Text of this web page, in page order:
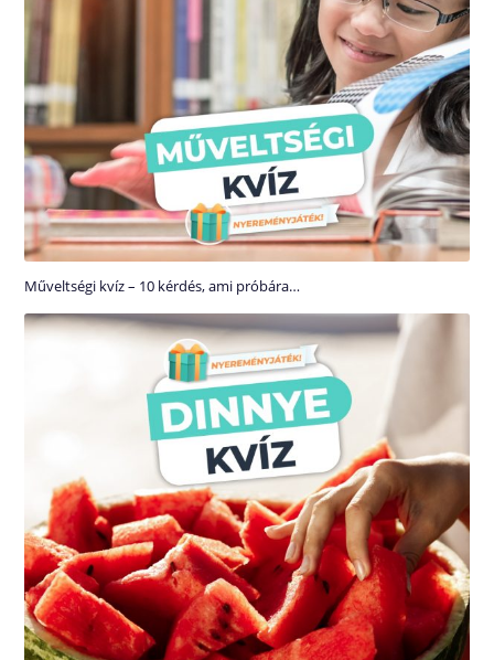
Műveltségi kvíz – 10 kérdés, ami próbára…